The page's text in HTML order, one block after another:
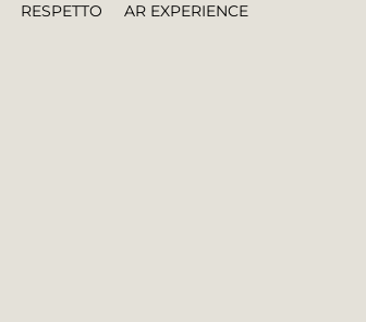
AR EXPERIENCE
RESPETTO